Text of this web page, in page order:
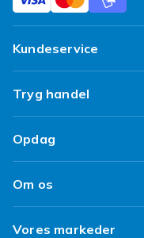
Kundeservice
Ofte stillede
Spor min pakke
Levering
Fortryd & returner her
Tryg handel
Tilfredshedsgaranti
Kundeanmeldelser
Brukt/ Refurbished
Opdag
Top 100 fund
Design dit eget tøj
Om os
Klimaarbejde
Vores markeder